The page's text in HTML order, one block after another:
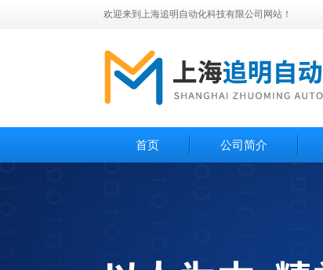
欢迎来到上海追明自动化科技有限公司网站！
首页 公司简介